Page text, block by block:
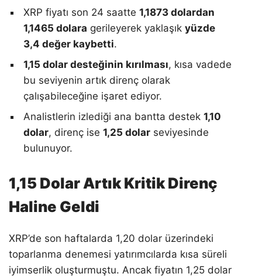
XRP fiyatı son 24 saatte 1,1873 dolardan
1,1465 dolara gerileyerek yaklaşık yüzde
3,4 değer kaybetti.
1,15 dolar desteğinin kırılması, kısa vadede
bu seviyenin artık direnç olarak
çalışabileceğine işaret ediyor.
Analistlerin izlediği ana bantta destek 1,10
dolar, direnç ise 1,25 dolar seviyesinde
bulunuyor.
1,15 Dolar Artık Kritik Direnç
Haline Geldi
XRP’de son haftalarda 1,20 dolar üzerindeki
toparlanma denemesi yatırımcılarda kısa süreli
iyimserlik oluşturmuştu. Ancak fiyatın 1,25 dolar